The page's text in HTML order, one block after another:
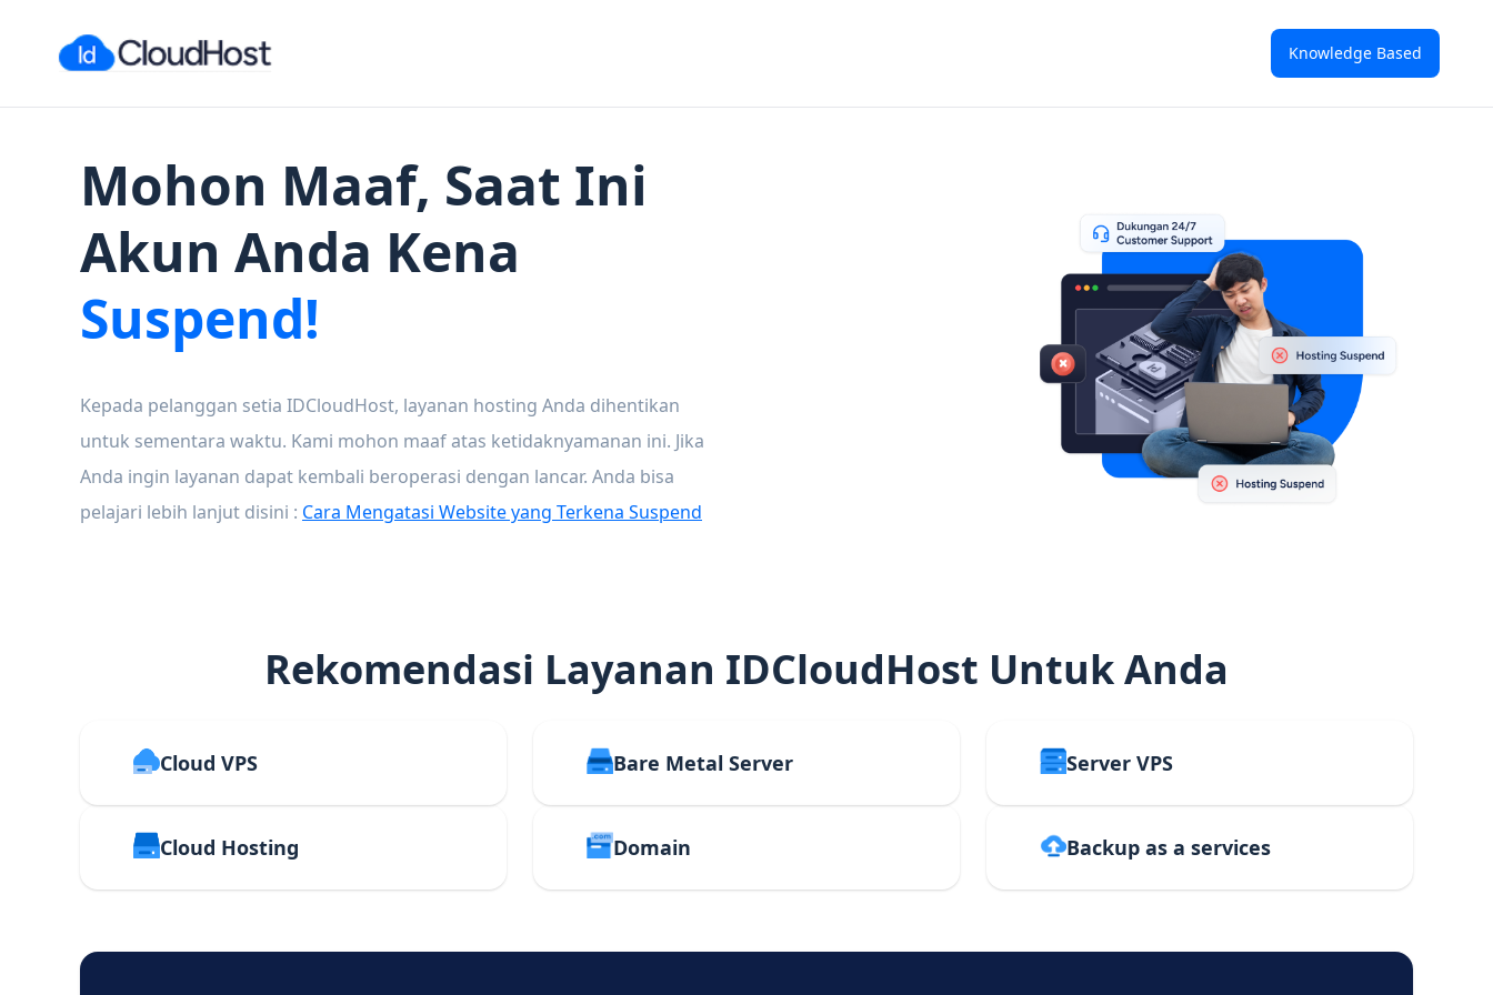
Knowledge Based
Mohon Maaf, Saat Ini
Akun Anda Kena
Suspend!
Kepada pelanggan setia IDCloudHost, layanan hosting Anda dihentikan
untuk sementara waktu. Kami mohon maaf atas ketidaknyamanan ini. Jika
Anda ingin layanan dapat kembali beroperasi dengan lancar. Anda bisa
pelajari lebih lanjut disini : Cara Mengatasi Website yang Terkena Suspend
Rekomendasi Layanan IDCloudHost Untuk Anda
Cloud VPS Bare Metal Server Server VPS
Cloud Hosting Domain Backup as a services